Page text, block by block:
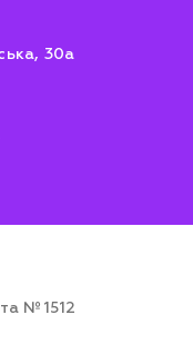
30а
№1512